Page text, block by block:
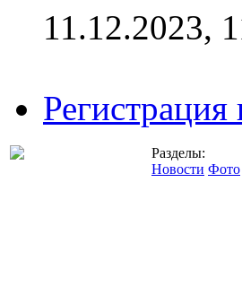
11.12.2023,
Разделы:
Новости Фото